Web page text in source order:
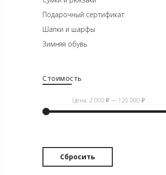
Подарочный сертификат
Шапки и шарфы
Зимняя обувь
Стоимость
Цена:2 000 ₽— 120 000 ₽
Сбросить